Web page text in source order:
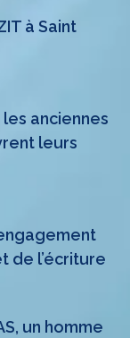
à Saint
anciennes
leurs
de l’écriture
un homme